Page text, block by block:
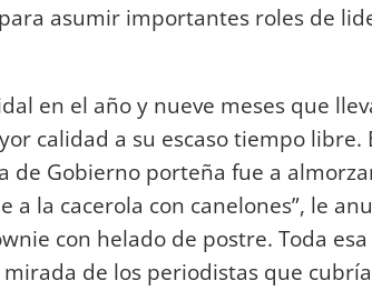
asumir importantes roles de
en el año y nueve meses que
calidad a su escaso tiempo libre.
de Gobierno porteña fue a
a la cacerola con canelones”, le
con helado de postre. Toda
de los periodistas que